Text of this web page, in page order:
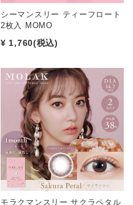
シーマンスリー ティーフロート
2枚入 MOMO
¥ 1,760(税込)
モラクマンスリー サクラペタル